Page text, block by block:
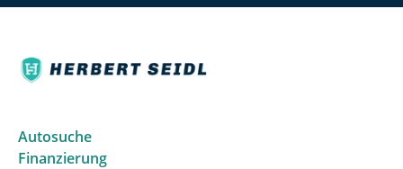
Autosuche
Finanzierung